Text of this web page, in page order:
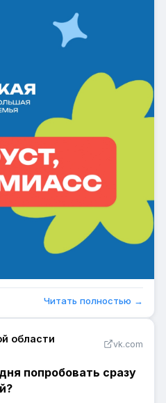
знакомились с
осва
Читать полностью →
области vk.com
попробовать сразу